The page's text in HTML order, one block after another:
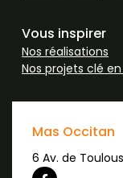
Vous inspirer
Nos réalisations
Nos projets clé
Mas Occitan
6 Av. de